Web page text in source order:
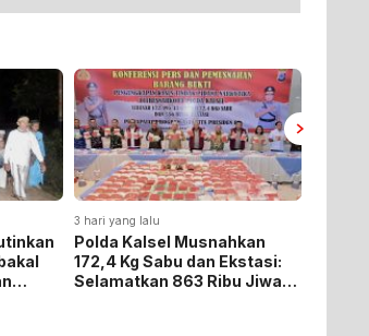
3 hari yang lalu
Polda Kalsel Musnahkan
172,4 Kg Sabu dan Ekstasi:
Selamatkan 863 Ribu Jiwa